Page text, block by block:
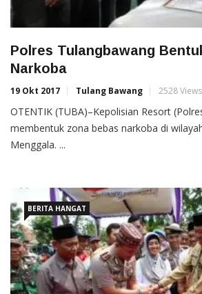
Polres Tulangbawang
Narkoba
19 Okt 2017 Tulang Bawang 2528 Views
OTENTIK (TUBA)–Kepolisian Resort
membentuk zona bebas narkoba di
Menggala. ...
BERITA HANGAT